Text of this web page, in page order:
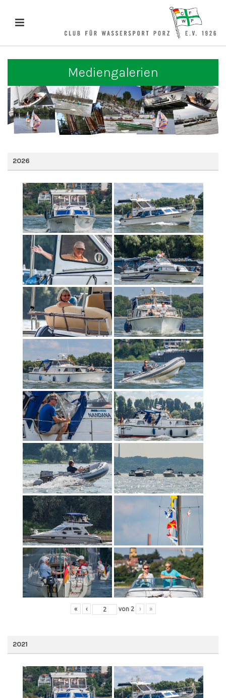
Mediengalerien
2026
« ‹ von 2 › »
2021